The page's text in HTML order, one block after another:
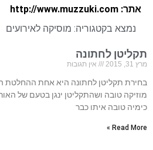
אתר: http://www.muzzuki.com
נמצא בקטגוריה: מוסיקה לאירועים
תקליטן לחתונה
מרץ 31, 2015 אין תגובות
בחירת תקליטן לחתונה היא אחת ההחלטת
מוזיקה טובה ושהתקליטן ינגן בטעם של
כימיה טובה איתו כבר
Read More »